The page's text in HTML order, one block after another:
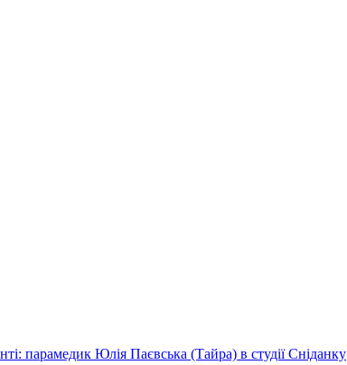
парамедик Юлія Паєвська (Тайра) в студії Сніданку